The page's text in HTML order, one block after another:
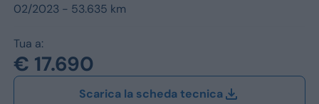
02/2023 - 53.635 km
Tua a:
€ 17.690
Scarica la scheda tecnica